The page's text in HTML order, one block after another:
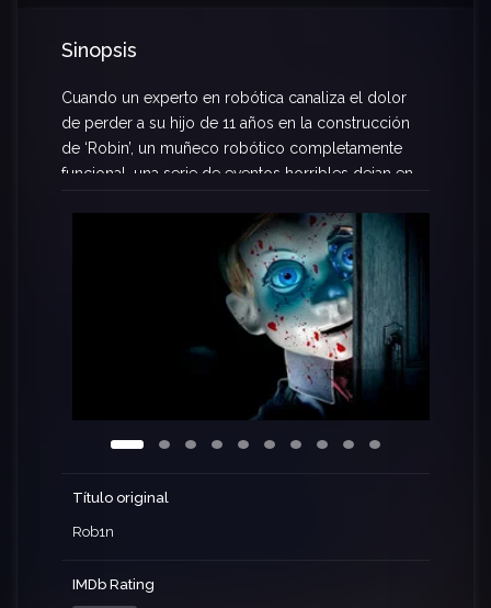
Sinopsis
Cuando un experto en robótica canaliza el dolor
de perder a su hijo de 11 años en la construcción
de ‘Robin’, un muñeco robótico completamente
funcional, una serie de eventos horribles dejan en
tener a su creador para él solo.
Título original
Rob1n
IMDb Rating